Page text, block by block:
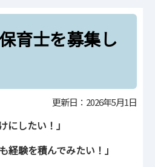
育て環境に関わる取組
援
士を募集しています！
育士を募集し
更新日：2026年5月1日
にしたい！」
経験を積んでみたい！」